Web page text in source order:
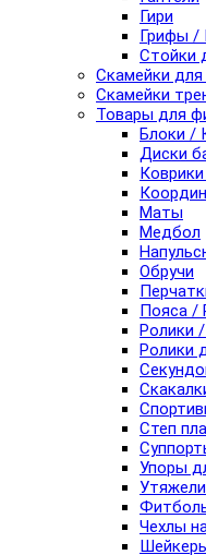
Гири
Грифы /
Стойки
Скамейки для
Скамейки
Товары для
Блоки /
Диски
Маты
Медбол
Обручи
Пояса /
Ролики
Ролики
Степ
Упоры
Чехлы